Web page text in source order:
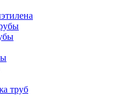
труб